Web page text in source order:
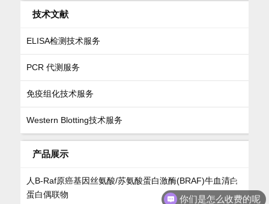
技术文献
ELISA检测技术服务
PCR 代测服务
免疫组化技术服务
Western Blotting技术服务
产品展示
人B-Raf原癌基因丝氨酸/苏氨酸蛋白激酶(BRAF)牛血清白
蛋白偶联物
你们是怎么收费的呢